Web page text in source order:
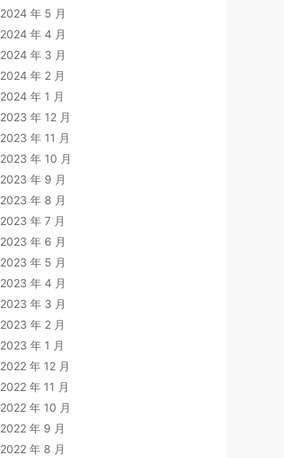
2024 年 5 月
2024 年 4 月
2024 年 3 月
2024 年 2 月
2024 年 1 月
2023 年 12 月
2023 年 11 月
2023 年 10 月
2023 年 9 月
2023 年 8 月
2023 年 7 月
2023 年 6 月
2023 年 5 月
2023 年 4 月
2023 年 3 月
2023 年 2 月
2023 年 1 月
2022 年 12 月
2022 年 11 月
2022 年 10 月
2022 年 9 月
2022 年 8 月